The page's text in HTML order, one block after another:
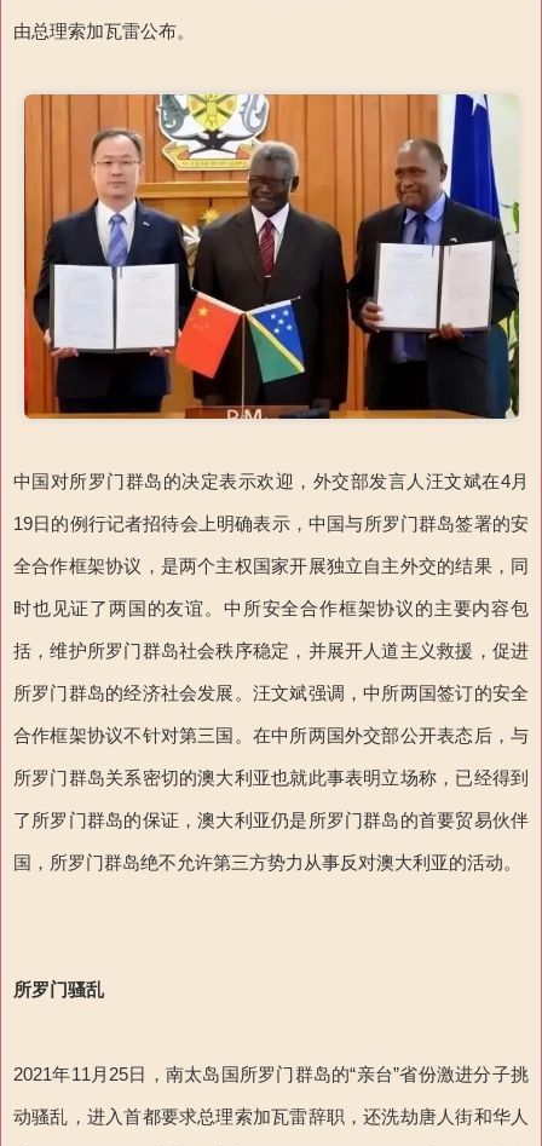
由总理索加瓦雷公布。
中国对所罗门群岛的决定表示欢迎，外交部发言人汪文斌在4月
19日的例行记者招待会上明确表示，中国与所罗门群岛签署的安
全合作框架协议，是两个主权国家开展独立自主外交的结果，同
时也见证了两国的友谊。中所安全合作框架协议的主要内容包
括，维护所罗门群岛社会秩序稳定，并展开人道主义救援，促进
所罗门群岛的经济社会发展。汪文斌强调，中所两国签订的安全
合作框架协议不针对第三国。在中所两国外交部公开表态后，与
所罗门群岛关系密切的澳大利亚也就此事表明立场称，已经得到
了所罗门群岛的保证，澳大利亚仍是所罗门群岛的首要贸易伙伴
国，所罗门群岛绝不允许第三方势力从事反对澳大利亚的活动。
所罗门骚乱
2021年11月25日，南太岛国所罗门群岛的“亲台”省份激进分子挑
动骚乱，进入首都要求总理索加瓦雷辞职，还洗劫唐人街和华人